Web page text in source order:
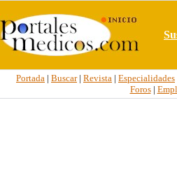
Portada | Buscar| Revista | Especialidades
Foros|